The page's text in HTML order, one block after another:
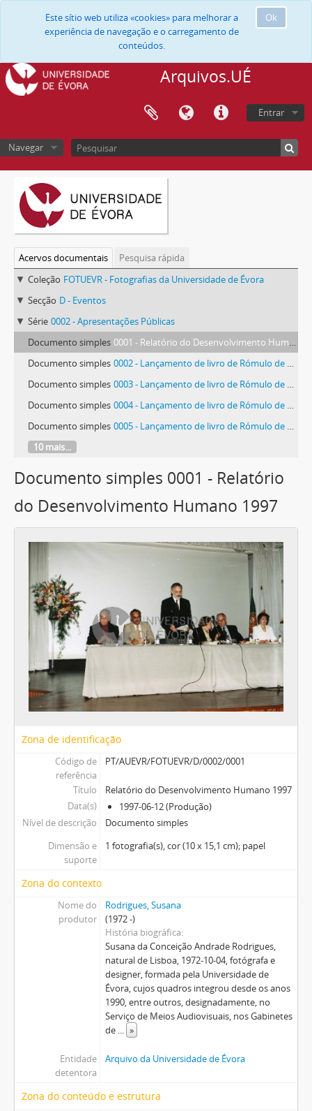
Ok
Este sítio web utiliza «cookies» para melhorar a
experiência de navegação e o carregamento de
conteúdos.
Arquivos.UÉ
Entrar
Navegar
Acervos documentais
Pesquisa rápida
Coleção FOTUEVR - Fotografias da Universidade de Évora
Secção D - Eventos
Série 0002 - Apresentações Públicas
Documento simples 0001 - Relatório do Desenvolvimento Humano 1997
Documento simples 0002 - Lançamento de livro de Rómulo de Carvalho
Documento simples 0003 - Lançamento de livro de Rómulo de Carvalho
Documento simples 0004 - Lançamento de livro de Rómulo de Carvalho
Documento simples 0005 - Lançamento de livro de Rómulo de Carvalho
10 mais...
Documento simples 0001 - Relatório
do Desenvolvimento Humano 1997
Zona de identificação
Código de
referência
PT/AUEVR/FOTUEVR/D/0002/0001
Título
Relatório do Desenvolvimento Humano 1997
Data(s)
1997-06-12 (Produção)
Nível de descrição
Documento simples
Dimensão e
suporte
1 fotografia(s), cor (10 x 15,1 cm); papel
Zona do contexto
Nome do
produtor
Rodrigues, Susana
(1972 -)
História biográfica
Susana da Conceição Andrade Rodrigues,
natural de Lisboa, 1972-10-04, fotógrafa e
designer, formada pela Universidade de
Évora, cujos quadros integrou desde os anos
1990, entre outros, designadamente, no
Serviço de Meios Audiovisuais, nos Gabinetes
de ... »
Entidade
detentora
Arquivo da Universidade de Évora
Zona do conteúdo e estrutura